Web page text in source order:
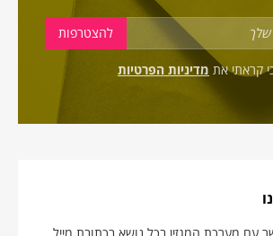
קראתי את מדיניות הפרטיות